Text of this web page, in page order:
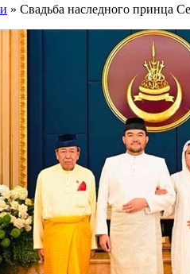
» Свадьба наследного принца